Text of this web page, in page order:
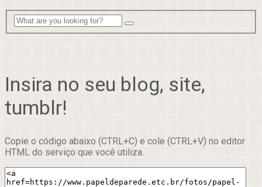
Insira no seu blog, site,
tumblr!
Copie o código abaixo (CTRL+C) e cole (CTRL+V) no editor
HTML do serviço que você utiliza.